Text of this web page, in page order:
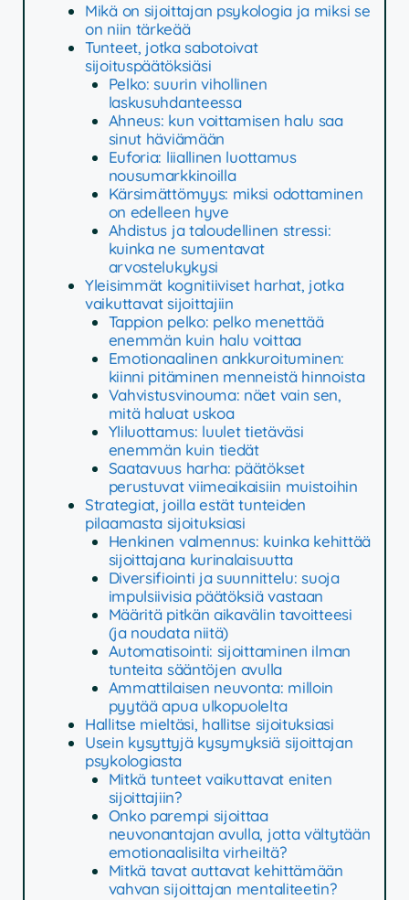
Mikä on sijoittajan psykologia ja miksi se
on niin tärkeää
Tunteet, jotka sabotoivat
sijoituspäätöksiäsi
Pelko: suurin vihollinen
laskusuhdanteessa
Ahneus: kun voittamisen halu saa
sinut häviämään
Euforia: liiallinen luottamus
nousumarkkinoilla
Kärsimättömyys: miksi odottaminen
on edelleen hyve
Ahdistus ja taloudellinen stressi:
kuinka ne sumentavat
arvostelukykysi
Yleisimmät kognitiiviset harhat, jotka
vaikuttavat sijoittajiin
Tappion pelko: pelko menettää
enemmän kuin halu voittaa
Emotionaalinen ankkuroituminen:
kiinni pitäminen menneistä hinnoista
Vahvistusvinouma: näet vain sen,
mitä haluat uskoa
Yliluottamus: luulet tietäväsi
enemmän kuin tiedät
Saatavuus harha: päätökset
perustuvat viimeaikaisiin muistoihin
Strategiat, joilla estät tunteiden
pilaamasta sijoituksiasi
Henkinen valmennus: kuinka kehittää
sijoittajana kurinalaisuutta
Diversifiointi ja suunnittelu: suoja
impulsiivisia päätöksiä vastaan
Määritä pitkän aikavälin tavoitteesi
(ja noudata niitä)
Automatisointi: sijoittaminen ilman
tunteita sääntöjen avulla
Ammattilaisen neuvonta: milloin
pyytää apua ulkopuolelta
Hallitse mieltäsi, hallitse sijoituksiasi
Usein kysyttyjä kysymyksiä sijoittajan
psykologiasta
Mitkä tunteet vaikuttavat eniten
sijoittajiin?
Onko parempi sijoittaa
neuvonantajan avulla, jotta vältytään
emotionaalisilta virheiltä?
Mitkä tavat auttavat kehittämään
vahvan sijoittajan mentaliteetin?